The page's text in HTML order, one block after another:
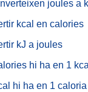
joules a
kcal en calories
kJ a joules
hi ha en 1 kcal
hi ha en 1 caloria